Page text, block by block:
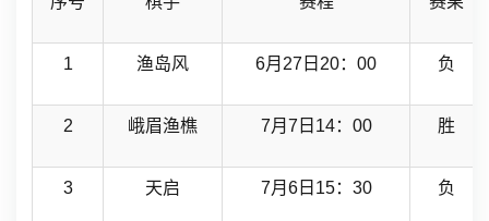
1 渔岛风 6月27日20：00 负
2 峨眉渔樵 7月7日14：00 胜
3 天启 7月6日15：30 负